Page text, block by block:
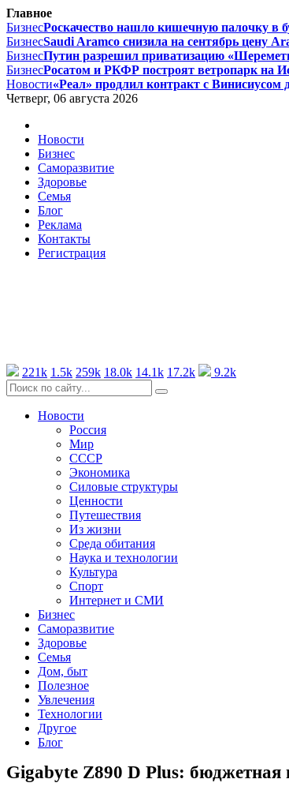
Главное
БизнесРоскачество нашло кишечную палочку в
БизнесSaudi Aramco снизила на сентябрь цену
БизнесПутин разрешил приватизацию
БизнесРосатом и РКФР построят ветропарк на
Новости«Реал» продлил контракт с Винисиусом
Четверг, 06 августа 2026
Новости
Бизнес
Саморазвитие
Здоровье
Семья
Блог
Реклама
Контакты
Регистрация
221k 1.5k 259k 18.0k 14.1k 17.2k 9.2k
Новости
Россия
Мир
СССР
Экономика
Силовые структуры
Ценности
Путешествия
Из жизни
Среда обитания
Наука и технологии
Культура
Спорт
Интернет и СМИ
Бизнес
Саморазвитие
Здоровье
Семья
Дом, быт
Полезное
Увлечения
Технологии
Другое
Блог
Gigabyte Z890 D Plus: